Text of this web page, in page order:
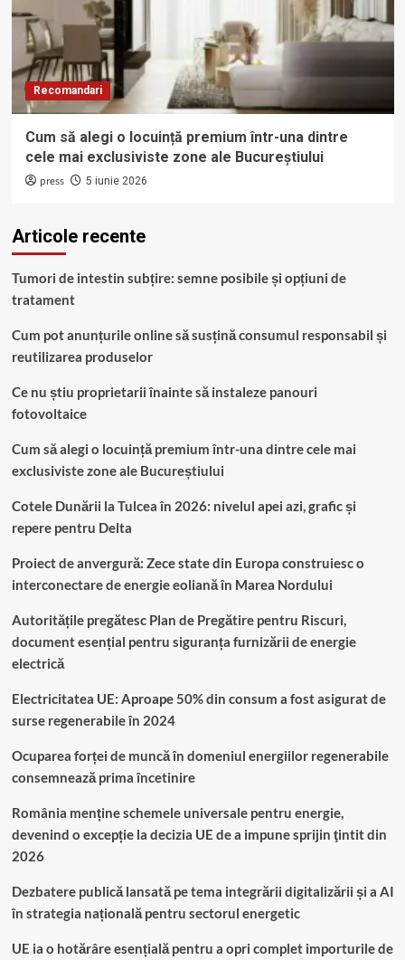
Recomandari
Cum să alegi o locuință premium într-una dintre
cele mai exclusiviste zone ale Bucureștiului
press 5 iunie 2026
Articole recente
Tumori de intestin subțire: semne posibile și opțiuni de
tratament
Cum pot anunțurile online să susțină consumul responsabil și
reutilizarea produselor
Ce nu știu proprietarii înainte să instaleze panouri
fotovoltaice
Cum să alegi o locuință premium într-una dintre cele mai
exclusiviste zone ale Bucureștiului
Cotele Dunării la Tulcea în 2026: nivelul apei azi, grafic și
repere pentru Delta
Proiect de anvergură: Zece state din Europa construiesc o
interconectare de energie eoliană în Marea Nordului
Autoritățile pregătesc Plan de Pregătire pentru Riscuri,
document esențial pentru siguranța furnizării de energie
electrică
Electricitatea UE: Aproape 50% din consum a fost asigurat de
surse regenerabile în 2024
Ocuparea forței de muncă în domeniul energiilor regenerabile
consemnează prima încetinire
România menține schemele universale pentru energie,
devenind o excepție la decizia UE de a impune sprijin ţintit din
2026
Dezbatere publică lansată pe tema integrării digitalizării și a AI
în strategia națională pentru sectorul energetic
UE ia o hotărâre esențială pentru a opri complet importurile de